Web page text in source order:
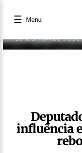
☰ Menu
influência